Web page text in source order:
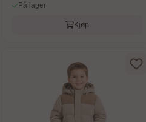
På lager
Kjøp